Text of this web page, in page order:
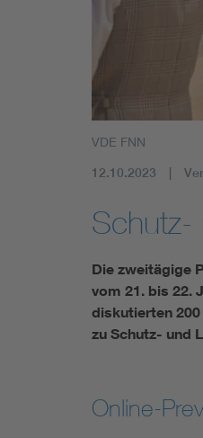
VDE FNN
12.10.2023
Schutz-
Die zweitägige
vom 21. bis 22.
diskutierten
zu Schutz- und
Online-